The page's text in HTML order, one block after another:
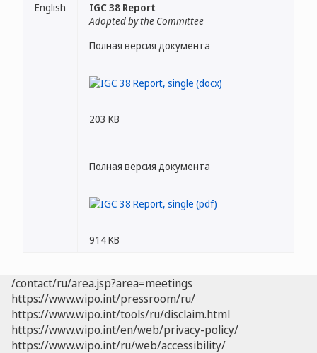
English
IGC 38 Report
Adopted by the Committee
Полная версия документа
203 KB
Полная версия документа
914 KB
/contact/ru/area.jsp?area=meetings
https://www.wipo.int/pressroom/ru/
https://www.wipo.int/tools/ru/disclaim.html
https://www.wipo.int/en/web/privacy-policy/
https://www.wipo.int/ru/web/accessibility/